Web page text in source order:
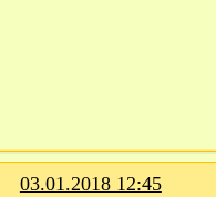
03.01.2018 12:45